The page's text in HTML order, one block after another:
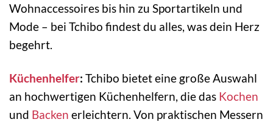
Wohnaccessoires bis hin zu Sportartikeln und
Mode – bei Tchibo findest du alles, was dein Herz
begehrt.
Küchenhelfer: Tchibo bietet eine große Auswahl
an hochwertigen Küchenhelfern, die das Kochen
und Backen erleichtern. Von praktischen Messern